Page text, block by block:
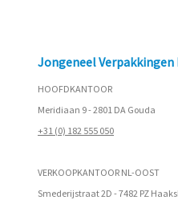
Jongeneel Verpakkingen
HOOFDKANTOOR
Meridiaan 9 - 2801 DA Gouda
+31 (0) 182 555 050
VERKOOPKANTOOR NL-OOST
Smederijstraat 2D - 7482 PZ